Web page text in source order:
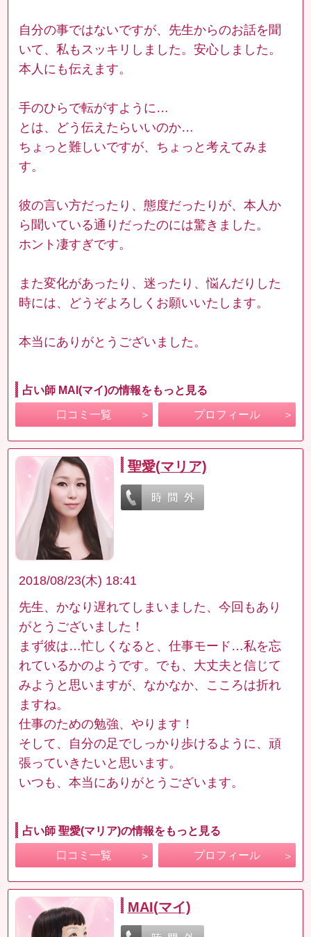
自分の事ではないですが、先生からのお話を聞
いて、私もスッキリしました。安心しました。
本人にも伝えます。
手のひらで転がすように…
とは、どう伝えたらいいのか…
ちょっと難しいですが、ちょっと考えてみま
す。
彼の言い方だったり、態度だったりが、本人か
ら聞いている通りだったのには驚きました。
ホント凄すぎです。
また変化があったり、迷ったり、悩んだりした
時には、どうぞよろしくお願いいたします。
本当にありがとうございました。
占い師 MAI(マイ)の情報をもっと見る
口コミ一覧 プロフィール
聖愛(マリア)
2018/08/23(木) 18:41
先生、かなり遅れてしまいました、今回もあり
がとうございました！
まず彼は…忙しくなると、仕事モード…私を忘
れているかのようです。でも、大丈夫と信じて
みようと思いますが、なかなか、こころは折れ
ますね。
仕事のための勉強、やります！
そして、自分の足でしっかり歩けるように、頑
張っていきたいと思います。
いつも、本当にありがとうございます。
占い師 聖愛(マリア)の情報をもっと見る
口コミ一覧 プロフィール
MAI(マイ)